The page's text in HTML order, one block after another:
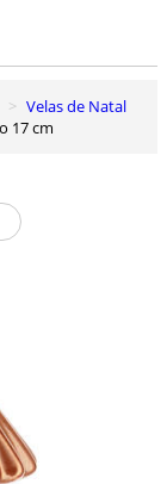
Velas de Natal
17 cm